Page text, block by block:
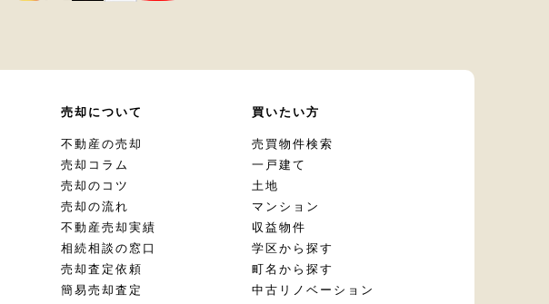
売却について
不動産の売却
売却コラム
売却のコツ
売却の流れ
不動産売却実績
相続相談の窓口
売却査定依頼
簡易売却査定
買いたい方
売買物件検索
一戸建て
土地
マンション
収益物件
学区から探す
町名から探す
中古リノベーション